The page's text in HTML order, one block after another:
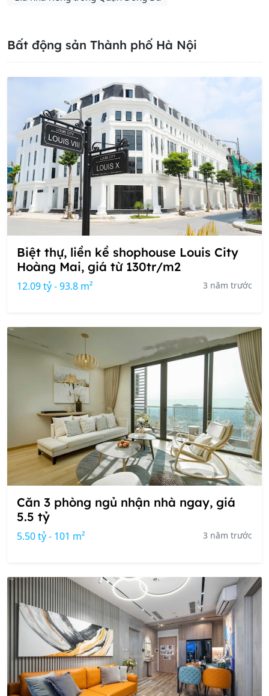
Bất động sản Thành phố Hà Nội
Biệt thự, liền kề shophouse Louis City
Hoàng Mai, giá từ 130tr/m2
12.09 tỷ - 93.8 m² 3 năm trước
Căn 3 phòng ngủ nhận nhà ngay, giá
5.5 tỷ
5.50 tỷ - 101 m² 3 năm trước